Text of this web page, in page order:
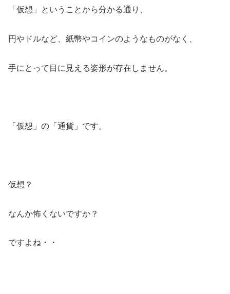
「仮想」ということから分かる通り、
円やドルなど、紙幣やコインのようなものがなく、
手にとって目に見える姿形が存在しません。
「 仮想 」の「 通貨 」です。
仮想？
なんか怖くないですか？
ですよね・・